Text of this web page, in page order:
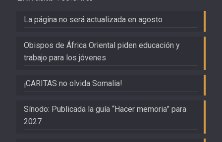
La página no será actualizada en agosto
Obispos de África Oriental piden educación y
trabajo para los jóvenes
¡CARITAS no olvida Somalia!
Sínodo: Publicada la guía “Hacer memoria” para
2027